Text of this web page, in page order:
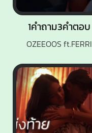
1คำถาม3คำตอบ
OZEEOOS ft.FERRI